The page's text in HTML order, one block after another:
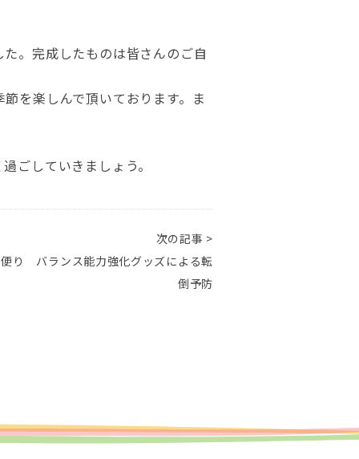
。完成したものは皆さんのご自
を楽しんで頂いております。ま
ごしていきましょう。
次の記事 >
り バランス能力強化グッズによる転
倒予防